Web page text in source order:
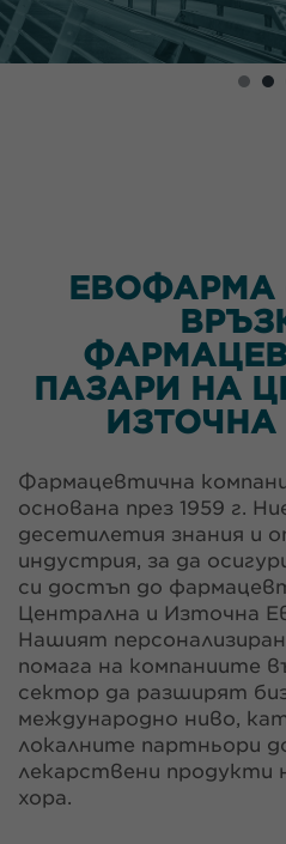
ЕВОФАРМА
ПАЗАРИ НА
ИЗТОЧНА
Фармацевтична
основана през 1959 г.
десетилетия знания и
индустрия, за да
си достъп до
Централна и Източна
Нашият
помага на компаниите
сектор да разширят
международно ниво,
локалните партньори
лекарствени продукти
хора.